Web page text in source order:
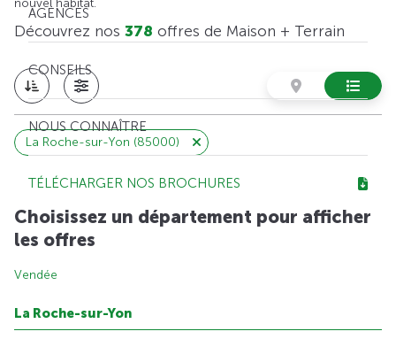
AGENCES
CONSEILS
NOUS CONNAÎTRE
TÉLÉCHARGER NOS BROCHURES
Découvrez nos 378 offres de Maison + Terrain
La Roche-sur-Yon (85000)
Choisissez un département pour afficher
les offres
Vendée
La Roche-sur-Yon